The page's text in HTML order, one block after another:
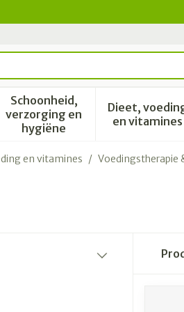
Schoonheid,
verzorging en
hygiëne
Toon submenu voor
Dieet,
en vitamines
Toon
en vitamines / Voedingstherapie